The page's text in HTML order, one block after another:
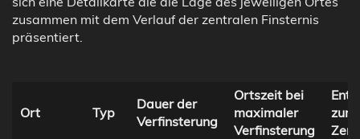
zusammen mit dem Verlauf der zentralen Finsternis
präsentiert.
Ort Typ
Dauer der
Verfinsterung
Ortszeit bei
maximaler
Verfinsterung
zur